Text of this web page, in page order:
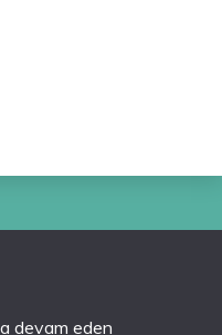
devam eden